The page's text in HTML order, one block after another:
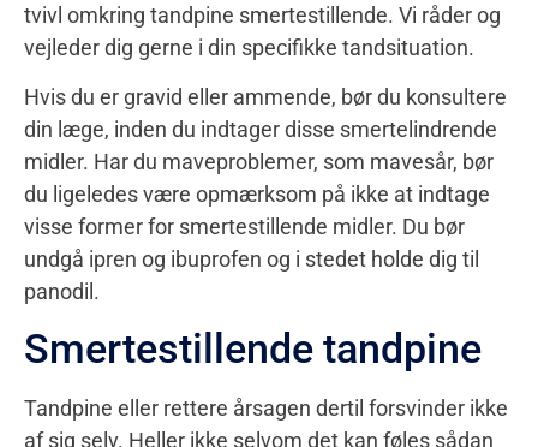
tvivl omkring tandpine smertestillende. Vi råder og
vejleder dig gerne i din specifikke tandsituation.
Hvis du er gravid eller ammende, bør du konsultere
din læge, inden du indtager disse smertelindrende
midler. Har du maveproblemer, som mavesår, bør
du ligeledes være opmærksom på ikke at indtage
visse former for smertestillende midler. Du bør
undgå ipren og ibuprofen og i stedet holde dig til
panodil.
Smertestillende tandpine
Tandpine eller rettere årsagen dertil forsvinder ikke
af sig selv. Heller ikke selvom det kan føles sådan